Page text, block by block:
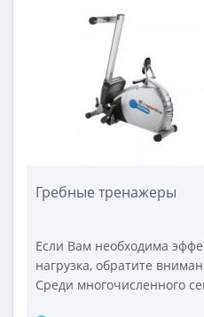
магазина. Благодаря ему
возможно в любом городе
Киеве.Так как походные
Гребные тренажеры
Если Вам необходима
нагрузка, обратите
Среди многочисленного